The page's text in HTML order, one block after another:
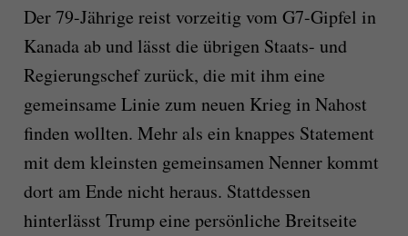
Der 79-Jährige reist vorzeitig vom G7-Gipfel in
Kanada ab und lässt die übrigen Staats- und
Regierungschef zurück, die mit ihm eine
gemeinsame Linie zum neuen Krieg in Nahost
finden wollten. Mehr als ein knappes Statement
mit dem kleinsten gemeinsamen Nenner kommt
dort am Ende nicht heraus. Stattdessen
hinterlässt Trump eine persönliche Breitseite